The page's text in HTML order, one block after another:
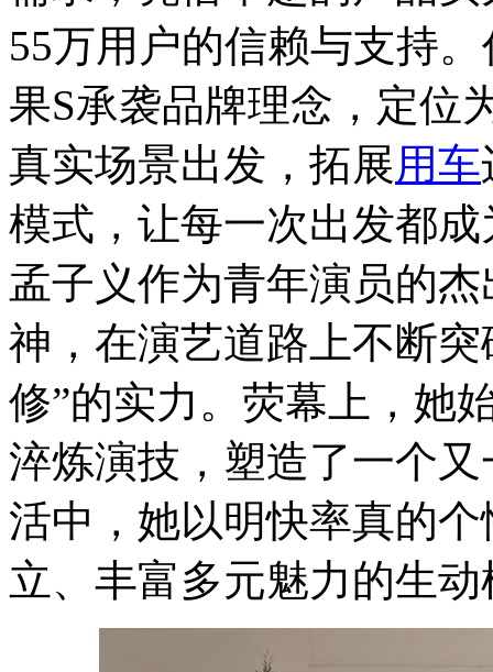
55万用户的信赖与支持
果S承袭品牌理念，定位
真实场景出发，拓展用车
模式，让每一次出发都
孟子义作为青年演员的
神，在演艺道路上不断
修”的实力。荧幕上，她
淬炼演技，塑造了一个
活中，她以明快率真的
立、丰富多元魅力的生动